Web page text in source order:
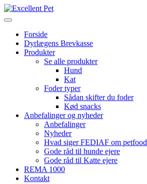
Forside
Dyrlægens Brevkasse
Produkter
Se alle produkter
Hund
Kat
Foder typer
Sådan skifter du foder
Kød snacks
Anbefalinger og nyheder
Anbefalinger
Nyheder
Hvad siger FEDIAF om petfood
Gode råd til hunde ejere
Gode råd til Katte ejere
REMA 1000
Kontakt